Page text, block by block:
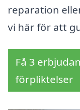
reparation
vi här för att
Få 3
förpliktelser